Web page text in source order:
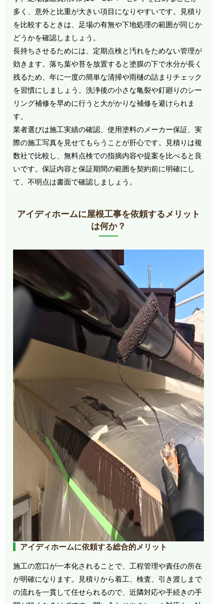
多く、意外と比重が大きい項目になりやすいです。見積り
を比較するときは、足場の有無や下地処理の範囲が同じか
どうかを確認しましょう。
長持ちさせるためには、定期点検と汚れをためない管理が
効きます。落ち葉や苔を放置すると塗膜の下で水分が長く
残るため、年に一度の簡単な清掃や雨樋の詰まりチェック
を習慣にしましょう。洗浄後の小さな亀裂や釘廻りのシー
リング補修を早めに行うと大がかりな補修を避けられま
す。
業者選びは施工実績の確認、使用塗料のメーカー保証、実
際の施工写真を見せてもらうことが肝心です。見積りは複
数社で比較し、無料点検での指摘内容や提案を比べると良
いです。保証内容と保証期間の範囲を契約前に明確にし
て、不明点は書面で確認しましょう。
アイディホームに屋根工事を依頼するメリット
は何か？
アイディホームに依頼する総合的メリット
施工の窓口が一本化されることで、工程管理や責任の所在
が明確になります。見積りから着工、検査、引き渡しまで
の流れを一貫して任せられるので、近隣対応や手続きの手